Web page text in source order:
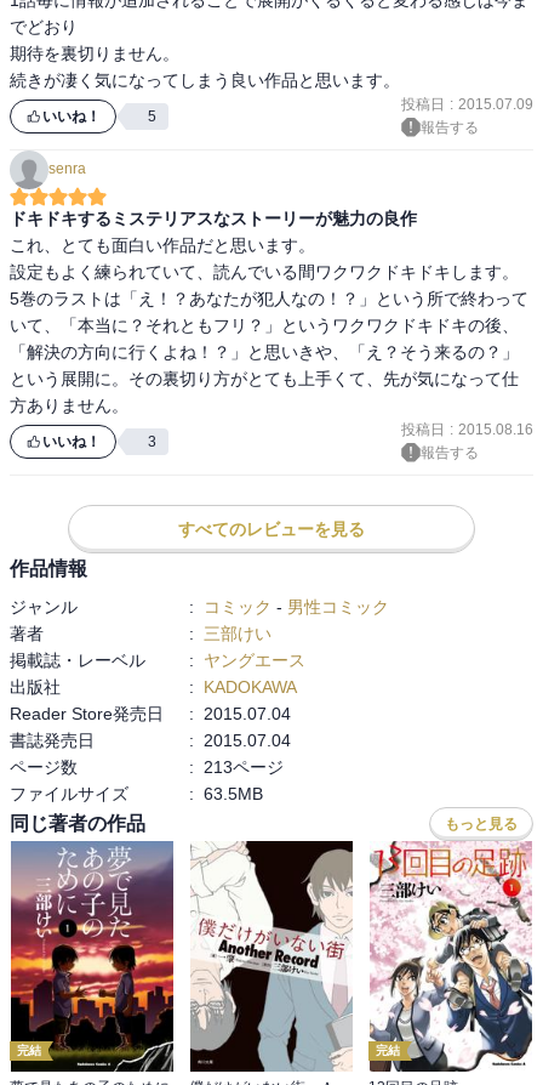
でどおり
期待を裏切りません。
いいね！ 5
投稿日 : 2015.07.09
報告する
senra
ドキドキするミステリアスなストーリーが魅力の良作
これ、とても面白い作品だと思います。
設定もよく練られていて、読んでいる間ワクワクドキドキします。
5巻のラストは「え！？あなたが犯人なの！？」という所で終わって
いて、「本当に？それともフリ？」というワクワクドキドキの後、
「解決の方向に行くよね！？」と思いきや、「え？そう来るの？」
という展開に。その裏切り方がとても上手くて、先が気になって仕
方ありません。
いいね！ 3
投稿日 : 2015.08.16
報告する
すべてのレビューを見る
作品情報
ジャンル : コミック - 男性コミック
著者
:
三部けい
掲載誌・レーベル
:
ヤングエース
出版社
:
KADOKAWA
Reader Store発売日
:
2015.07.04
書誌発売日
:
2015.07.04
ページ数
:
213ページ
ファイルサイズ
: 63.5MB
同じ著者の作品 もっと見る
完結 完結